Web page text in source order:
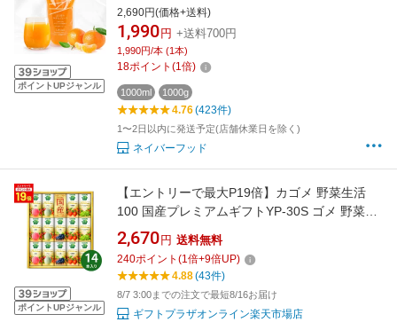
ポイントUPジャンル
レンジ ミカンジュース 無添加ジュース 飲み物
国産 ジュースギフト おしゃれ みかん100% 高
級ジュース みかんのジュース 100パーセントジ
ュース
2,690円(価格+送料)
1,990 円 +送料700円
1,990円/本 (1本)
18ポイント (1倍)
1000ml 1000g
4.76(423件)
1〜2日以内に発送予定(店舗休業日を除く)
ネイバーフッド
ポイントUPジャンル
【エントリーで最大P19倍】カゴメ 野菜生活
100 国産プレミアムギフトYP-30S ゴメ 野菜生
活100 ジュースギフト 野菜ジュース 果実ジュ
ース 国産 プレミアム 飲料詰め合わせ 健康飲料
贈答用 内祝い 法人ギフト 暑中見舞い 残暑見舞
い 御中元 夏ギフト
2,670 円 送料無料
240ポイント (1倍+9倍UP)
4.88(43件)
8/7 3:00までの注文で最短8/16お届け
ギフトプラザオンライン楽天市場店